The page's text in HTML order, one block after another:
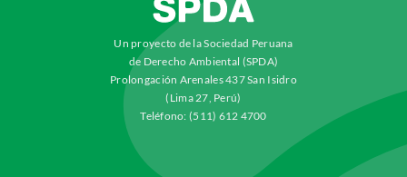
Un proyecto de la Sociedad Peruana
de Derecho Ambiental (SPDA)
Prolongación Arenales 437 San Isidro
(Lima 27, Perú)
Teléfono: (511) 612 4700